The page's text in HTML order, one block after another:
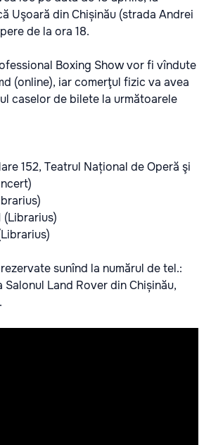
Uşoară din Chișinău (strada Andrei
de la ora 18.
Boxing Showvor fi vîndute
(online), iar comerţul fizic va avea
caselor de bilete la următoarele
152, Teatrul Național de Operă şi
(Librarius)
sunînd la numărul de tel.:
Land Rover din Chișinău,